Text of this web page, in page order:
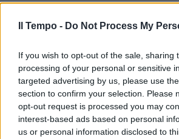
Il Tempo - Do Not Process My
If you wish to opt-out of the sale, sharing
processing of your personal or sensitive
targeted advertising by us, please use
section to confirm your selection. Please
opt-out request is processed you may
interest-based ads based on personal
us or personal information disclosed to